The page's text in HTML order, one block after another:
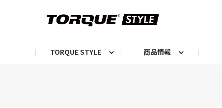
TORQUE STYLE 商品情報